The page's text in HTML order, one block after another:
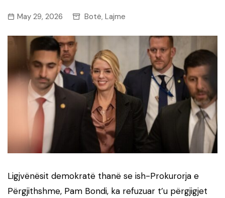
May 29, 2026 Botë, Lajme
Ligjvënësit demokratë thanë se ish-Prokurorja e
Përgjithshme, Pam Bondi, ka refuzuar t’u përgjigjet